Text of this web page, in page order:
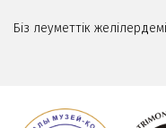
Біз әлеуметтік